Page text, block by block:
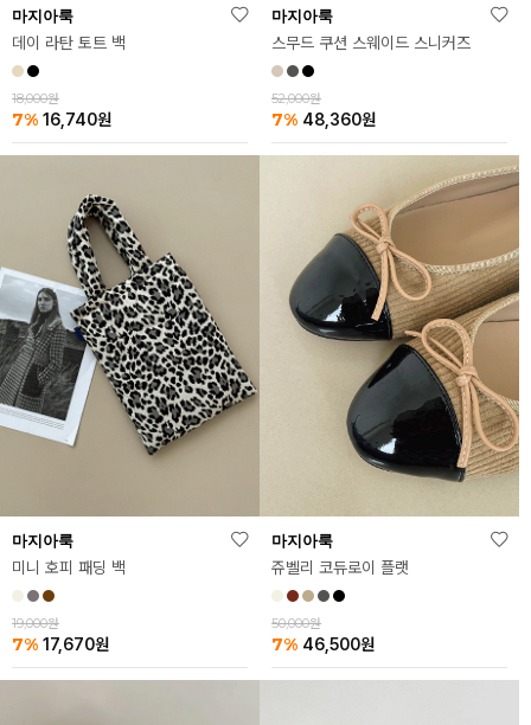
마지아룩
데이 라탄 토트 백
18,000원
7% 16,740원
마지아룩
스무드 쿠션 스웨이드 스니커즈
52,000원
7% 48,360원
마지아룩
미니 호피 패딩 백
19,000원
7% 17,670원
마지아룩
쥬벨리 코듀로이 플랫
50,000원
7% 46,500원